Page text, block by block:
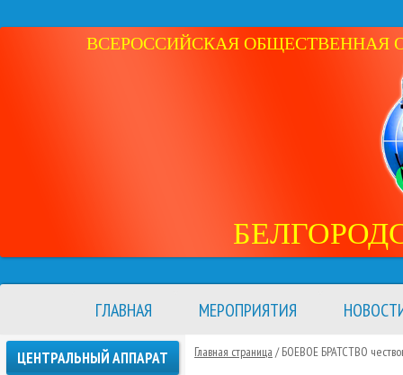
ВСЕРОССИЙСКАЯ ОБЩЕСТВЕННАЯ
ГЛАВНАЯ МЕРОПРИЯТИЯ
Главная страница / БОЕВОЕ БРАТСТВО
ЦЕНТРАЛЬНЫЙ АППАРАТ